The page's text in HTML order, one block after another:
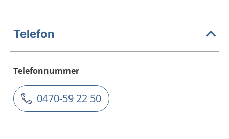
Telefon
Telefonnummer
0470-59 22 50